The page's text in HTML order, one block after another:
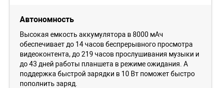
Автономность
Высокая емкость аккумулятора в 8000 мАч
обеспечивает до 14 часов беспрерывного просмотра
видеоконтента, до 219 часов прослушивания музыки и
до 43 дней работы планшета в режиме ожидания. А
поддержка быстрой зарядки в 10 Вт поможет быстро
пополнить заряд.